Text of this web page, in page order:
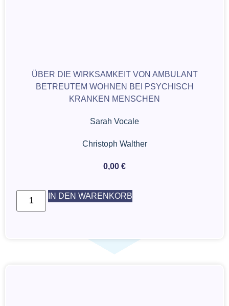
ÜBER DIE WIRKSAMKEIT VON AMBULANT
BETREUTEM WOHNEN BEI PSYCHISCH
KRANKEN MENSCHEN
Sarah Vocale
Christoph Walther
0,00 €
IN DEN WARENKORB